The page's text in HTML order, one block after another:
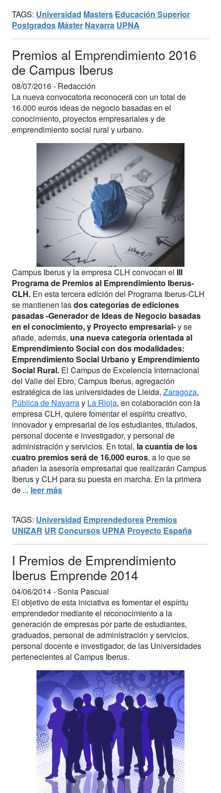
TAGS: Universidad Masters Educación Superior
Postgrados Máster Navarra UPNA
Premios al Emprendimiento 2016
de Campus Iberus
08/07/2016 - Redacción
La nueva convocatoria reconocerá con un total de
16.000 euros ideas de negocio basadas en el
conocimiento, proyectos empresariales y de
emprendimiento social rural y urbano.
Campus Iberus y la empresa CLH convocan el III
Programa de Premios al Emprendimiento Iberus-
CLH. En esta tercera edición del Programa Iberus-CLH
se mantienen lasdos categorías de ediciones
pasadas -Generador de Ideas de Negocio basadas
en el conocimiento, y Proyecto empresarial-y se
añade, además, una nueva categoría orientada al
Emprendimiento Social con dos modalidades:
Emprendimiento Social Urbano y Emprendimiento
Social Rural. El Campus de Excelencia Internacional
del Valle del Ebro, Campus Iberus, agregación
estratégica de las universidades de Lleida, Zaragoza,
Pública de Navarray La Rioja, en colaboración con la
empresa CLH, quiere fomentar el espíritu creativo,
innovador y empresarial de los estudiantes, titulados,
personal docente e investigador, y personal de
administración y servicios. En total, la cuantía de los
cuatro premios será de 16.000 euros, a lo que se
añaden la asesoría empresarial que realizarán Campus
Iberus y CLH para su puesta en marcha. En la primera
de ... leer más
TAGS: Universidad Emprendedores Premios
UNIZAR UR Concursos UPNA Proyecto España
I Premios de Emprendimiento
Iberus Emprende 2014
04/06/2014 -Sonia Pascual
El objetivo de esta iniciativa es fomentar el espíritu
emprendedor mediante el reconocimiento a la
generación de empresas por parte de estudiantes,
graduados, personal de administración y servicios,
personal docente e investigador, de las Universidades
pertenecientes al Campus Iberus.